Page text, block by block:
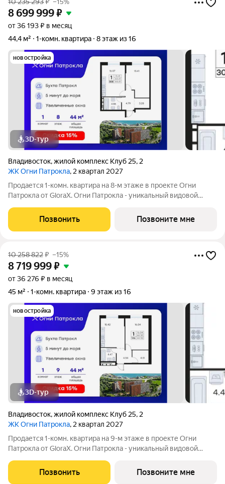
8 699 999₽
от 36 193 ₽ в месяц
44,4 м²
1-комн. квартира 8 этаж из 16
новостройка
3D-тур
Владивосток,жилой комплекс Клуб 25, 2
ЖК Огни Патрокла, 2 квартал 2027
Продается 1-комн. квартира на 8-м этаже в проекте Огни
Патрокла от GloraX. Огни Патрокла - уникальный видовой
Владивостока. Общая площадь лота составляет 44,41 кв. м, из
которых 15,41 кв. м
Позвонить Позвоните мне
10 258 822₽ –15%
8 719 999₽
от 36 276 ₽ в месяц
45 м²
1-комн. квартира 9 этаж из 16
новостройка
3D-тур
Владивосток,жилой комплекс Клуб 25, 2
ЖК Огни Патрокла, 2 квартал 2027
Продается 1-комн. квартира на 9-м этаже в проекте Огни
Патрокла от GloraX. Огни Патрокла - уникальный видовой
Владивостока. Общая площадь лота составляет 44,98 кв. м, из
которых 16,04 кв. м
Позвонить Позвоните мне